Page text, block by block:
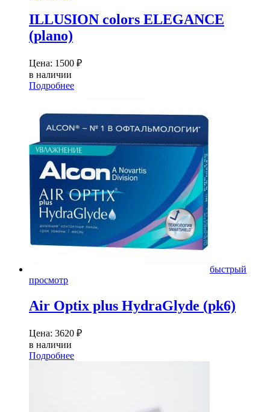
ILLUSION colors ELEGANCE
(plano)
Цена: 1500 ₽
в наличии
Подробнее
быстрый
просмотр
Air Optix plus HydraGlyde (pk6)
Цена: 3620 ₽
в наличии
Подробнее